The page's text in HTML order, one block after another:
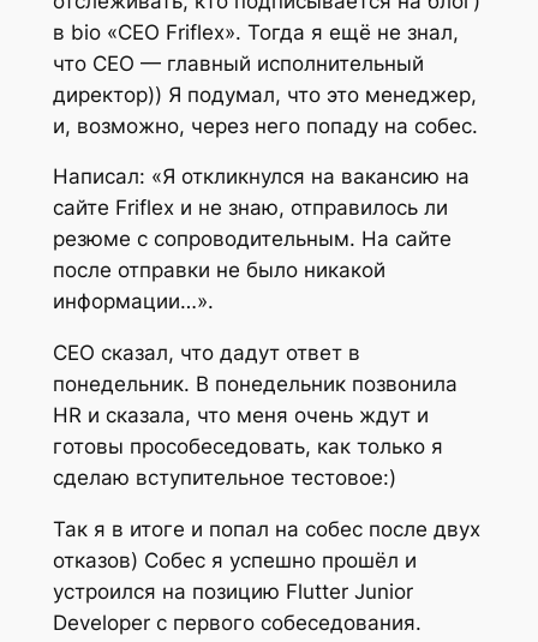
в bio «CEO Friflex». Тогда я ещё не знал,
что СЕО — главный исполнительный
директор)) Я подумал, что это менеджер,
и, возможно, через него попаду на собес.
Написал: «Я откликнулся на вакансию на
сайте Friflex и не знаю, отправилось ли
резюме с сопроводительным. На сайте
после отправки не было никакой
информации…».
CEO cказал, что дадут ответ в
понедельник. В понедельник позвонила
HR и сказала, что меня очень ждут и
готовы прособеседовать, как только я
сделаю вступительное тестовое:)
Так я в итоге и попал на собес после двух
отказов) Собес я успешно прошёл и
устроился на позицию Flutter Junior
Developer с первого собеседования.